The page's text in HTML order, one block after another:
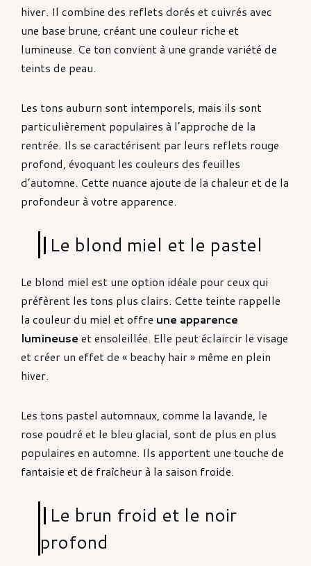
hiver. Il combine des reflets dorés et cuivrés avec
une base brune, créant une couleur riche et
lumineuse. Ce ton convient à une grande variété de
teints de peau.
Les tons auburn sont intemporels, mais ils sont
particulièrement populaires à l’approche de la
rentrée. Ils se caractérisent par leurs reflets rouge
profond, évoquant les couleurs des feuilles
d’automne. Cette nuance ajoute de la chaleur et de la
profondeur à votre apparence.
Le blond miel et le pastel
Le blond miel est une option idéale pour ceux qui
préfèrent les tons plus clairs. Cette teinte rappelle
la couleur du miel et offre une apparence
lumineuse et ensoleillée. Elle peut éclaircir le visage
et créer un effet de « beachy hair » même en plein
hiver.
Les tons pastel automnaux, comme la lavande, le
rose poudré et le bleu glacial, sont de plus en plus
populaires en automne. Ils apportent une touche de
fantaisie et de fraîcheur à la saison froide.
Le brun froid et le noir
profond